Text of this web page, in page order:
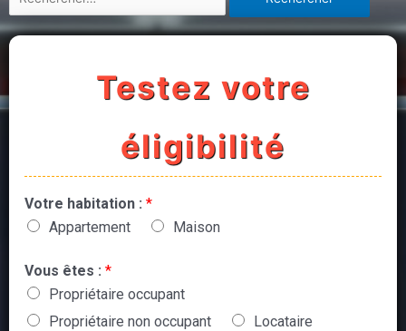
Testez votre
éligibilité
Votre habitation : *
Appartement
Maison
Vous êtes : *
Propriétaire occupant
Propriétaire non occupant
Locataire